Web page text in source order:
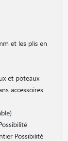
et les plis en
et poteaux
accessoires
Possibilité